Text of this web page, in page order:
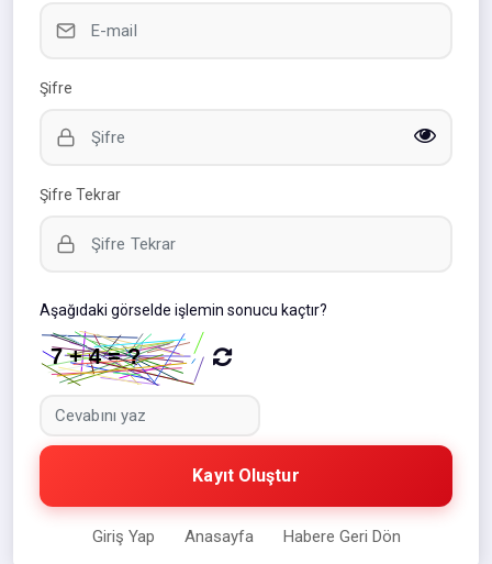
Şifre
Şifre Tekrar
Aşağıdaki görselde işlemin sonucu kaçtır?
Kayıt Oluştur
Giriş Yap Anasayfa Habere Geri Dön